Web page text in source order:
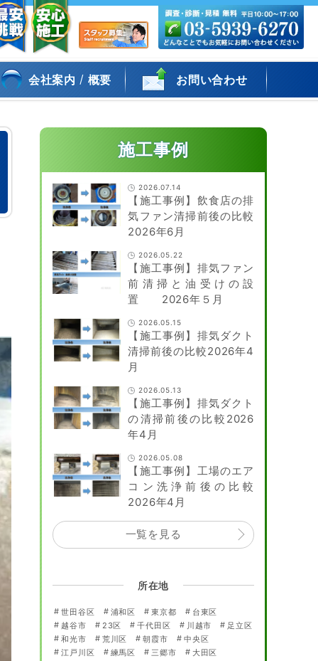
会社案内 / 概要 お問い合わせ
施工事例
2026.07.14
【施工事例】飲食店の排
気ファン清掃前後の比較
2026年6月
2026.05.22
【施工事例】排気ファン
前清掃と油受けの設
置 2026年５月
2026.05.15
【施工事例】排気ダクト
清掃前後の比較2026年4
月
2026.05.13
【施工事例】排気ダクト
の清掃前後の比較2026
年4月
2026.05.08
【施工事例】工場のエア
コン洗浄前後の比較
2026年4月
一覧を見る
所在地
世田谷区 浦和区 東京都
台東区
越谷市
23区 千代田区 川越市
足立区
和光市
荒川区 朝霞市
中央区
江戸川区
練馬区 三郷市
大田区